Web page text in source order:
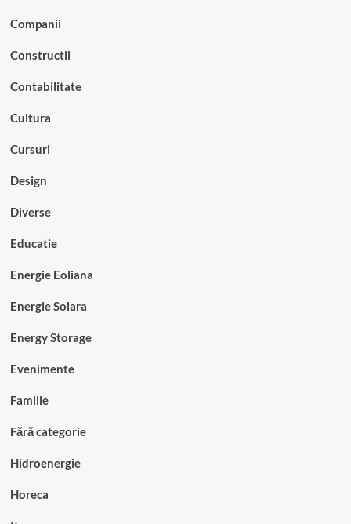
Companii
Constructii
Contabilitate
Cultura
Cursuri
Design
Diverse
Educatie
Energie Eoliana
Energie Solara
Energy Storage
Evenimente
Familie
Fără categorie
Hidroenergie
Horeca